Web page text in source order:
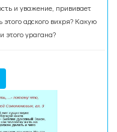
и уважение, прививает
адского вихря? Какую
этого урагана?